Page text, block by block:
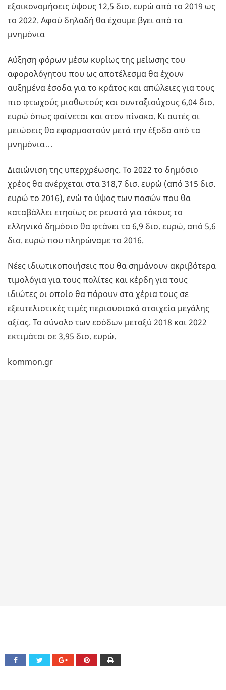
εξοικονομήσεις ύψους 12,5 δισ. ευρώ από το 2019 ως
το 2022. Αφού δηλαδή θα έχουμε βγει από τα
μνημόνια
Αύξηση φόρων μέσω κυρίως της μείωσης του
αφορολόγητου που ως αποτέλεσμα θα έχουν
αυξημένα έσοδα για το κράτος και απώλειες για τους
πιο φτωχούς μισθωτούς και συνταξιούχους 6,04 δισ.
ευρώ όπως φαίνεται και στον πίνακα. Κι αυτές οι
μειώσεις θα εφαρμοστούν μετά την έξοδο από τα
μνημόνια…
Διαιώνιση της υπερχρέωσης. Το 2022 το δημόσιο
χρέος θα ανέρχεται στα 318,7 δισ. ευρώ (από 315 δισ.
ευρώ το 2016), ενώ το ύψος των ποσών που θα
καταβάλλει ετησίως σε ρευστό για τόκους το
ελληνικό δημόσιο θα φτάνει τα 6,9 δισ. ευρώ, από 5,6
δισ. ευρώ που πληρώναμε το 2016.
Νέες ιδιωτικοποιήσεις που θα σημάνουν ακριβότερα
τιμολόγια για τους πολίτες και κέρδη για τους
ιδιώτες οι οποίο θα πάρουν στα χέρια τους σε
εξευτελιστικές τιμές περιουσιακά στοιχεία μεγάλης
αξίας. Το σύνολο των εσόδων μεταξύ 2018 και 2022
εκτιμάται σε 3,95 δισ. ευρώ.
kommon.gr